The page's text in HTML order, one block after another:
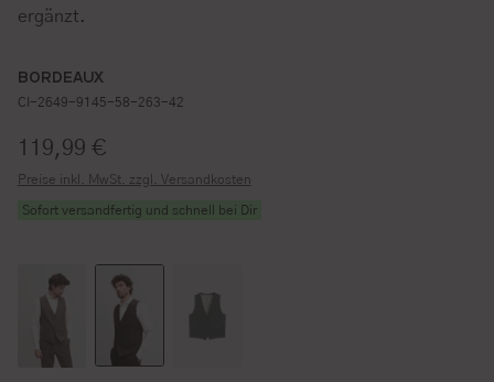
ergänzt.
BORDEAUX
CI-2649-9145-58-263-42
Regulärer Preis:
119,99 €
Preise inkl. MwSt. zzgl. Versandkosten
Sofort versandfertig und schnell bei Dir